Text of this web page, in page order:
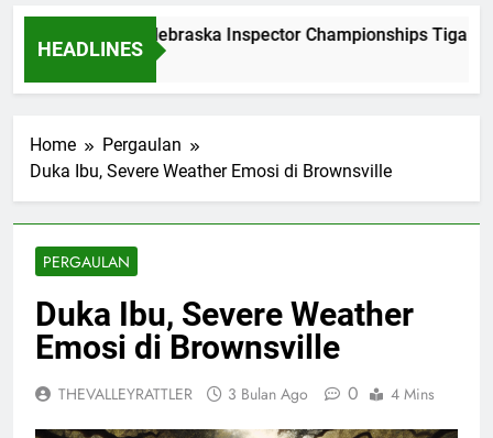
HEADLINES
Dominasi Nebraska Inspector Championships Tiga
2 Bulan Ago
Home
Pergaulan
Duka Ibu, Severe Weather Emosi di Brownsville
PERGAULAN
Duka Ibu, Severe Weather
Emosi di Brownsville
THEVALLEYRATTLER 3 Bulan Ago 0 4 Mins